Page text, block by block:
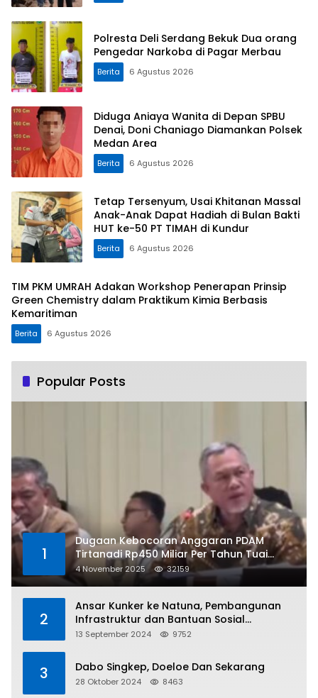
Polresta Deli Serdang Bekuk Dua orang
Pengedar Narkoba di Pagar Merbau
Berita 6 Agustus 2026
Diduga Aniaya Wanita di Depan SPBU
Denai, Doni Chaniago Diamankan Polsek
Medan Area
Berita 6 Agustus 2026
Tetap Tersenyum, Usai Khitanan Massal
Anak-Anak Dapat Hadiah di Bulan Bakti
HUT ke-50 PT TIMAH di Kundur
Berita 6 Agustus 2026
TIM PKM UMRAH Adakan Workshop Penerapan Prinsip
Green Chemistry dalam Praktikum Kimia Berbasis
Kemaritiman
Berita 6 Agustus 2026
Popular Posts
1
Dugaan Kebocoran Anggaran PDAM
Tirtanadi Rp450 Miliar Per Tahun Tuai
Kritikan
4 November 2025 32159
2
Ansar Kunker ke Natuna, Pembangunan
Infrastruktur dan Bantuan Sosial
Direalisasikan Hingga Pulau Tiga
13 September 2024 9752
3 Dabo Singkep, Doeloe Dan Sekarang
28 Oktober 2024 8463